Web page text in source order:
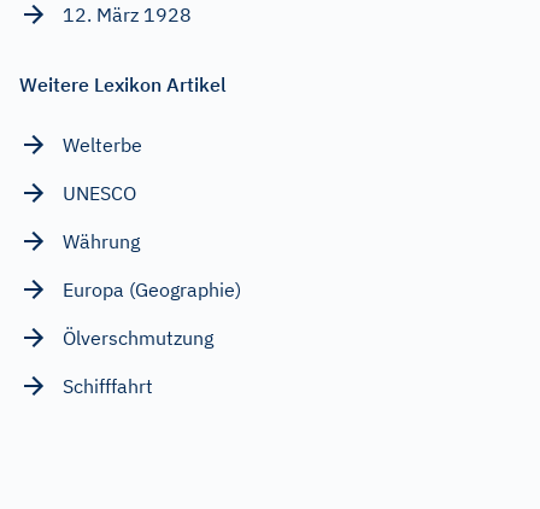
12. März 1928
Weitere Lexikon Artikel
Welterbe
UNESCO
Währung
Europa (Geographie)
Ölverschmutzung
Schifffahrt